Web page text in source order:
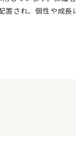
され、個性や成